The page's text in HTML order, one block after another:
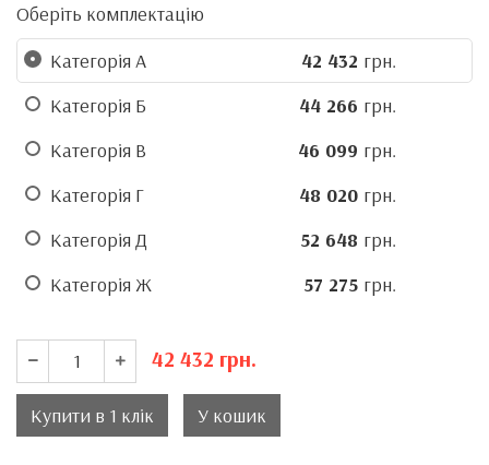
Оберіть комплектацію
Категорія А
42 432 грн.
Категорія Б
44 266 грн.
Категорія В
46 099 грн.
Категорія Г
48 020 грн.
Категорія Д
52 648 грн.
Категорія Ж
57 275 грн.
42 432 грн.
Купити в 1 клік У кошик